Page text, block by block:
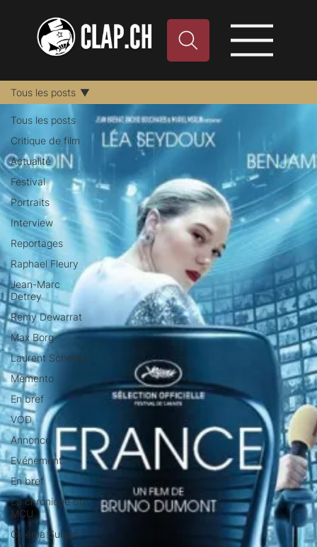
Tous les posts
Critique de film
Actualité
Festival
Portraits
Interview
Reportages
Raphael Fleury
Jean-Marc
Detrey
Remy Dewarrat
Max Borg
Laurent Scherlen
Memento
En bref
VOD
Annonce
Evénement
En bref
La chronique du
MCU
Cinéma Suisse
Tous les posts